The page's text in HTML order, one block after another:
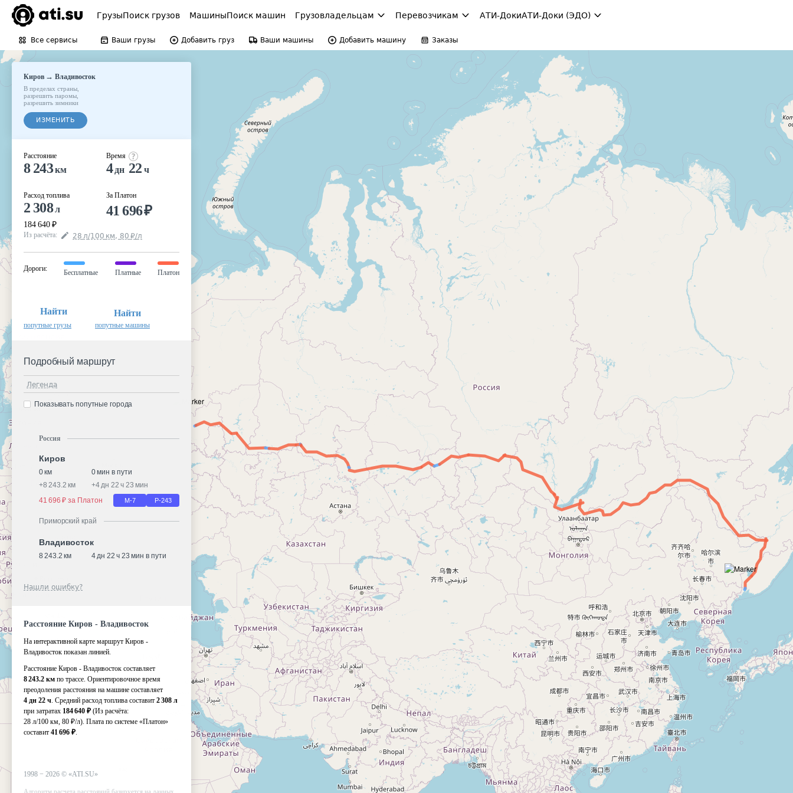
ГрузыПоиск грузов МашиныПоиск машин Грузовладельцам Перевозчикам АТИ-ДокиАТИ-Доки (ЭДО)
Все сервисы Ваши грузы Добавить груз Ваши машины Добавить машину Заказы
Киров→Владивосток
В пределах страны
разрешить паромы
разрешить зимники
ИЗМЕНИТЬ
Расстояние
8 243км
Расход топлива
2 308л
184 640 ₽
Время
4 дн 22 ч
За Платон
41 696₽
Из расчёта: 28 л/100 км, 80 ₽/л
Дороги:
Бесплатные Платные Платон
Найти
попутные грузы
Найти
попутные машины
Подробный маршрут
Легенда
Показывать попутные города
Россия
Киров
0 км
0 мин в пути
+8 243.2 км +4 дн 22 ч 23 мин
41 696 ₽ за Платон
М-7 Р-243
Приморский край
Владивосток
8 243.2 км 4 дн 22 ч 23 мин в пути
Нашли ошибку?
Расстояние Киров - Владивосток
На интерактивной карте маршрут Киров -
Владивосток показан линией.
Расстояние Киров - Владивосток составляет
8 243.2 км по трассе. Ориентировочное время
преодоления расстояния на машине составляет
4 дн 22 ч. Средний расход топлива составит 2 308 л
при затратах 184 640 ₽ (Из расчёта:
28 л/100 км, 80 ₽/л). Плата по системе «Платон»
составит 41 696 ₽.
1998 − 2026 © «ATI.SU»
Алгоритм расчета расстояний базируется на данных,